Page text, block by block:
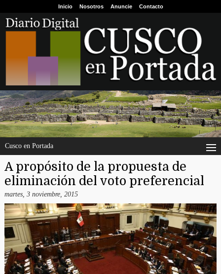
Inicio Nosotros Anuncie Contacto
Cusco en Portada
A propósito de la propuesta de
eliminación del voto preferencial
martes, 3 noviembre, 2015